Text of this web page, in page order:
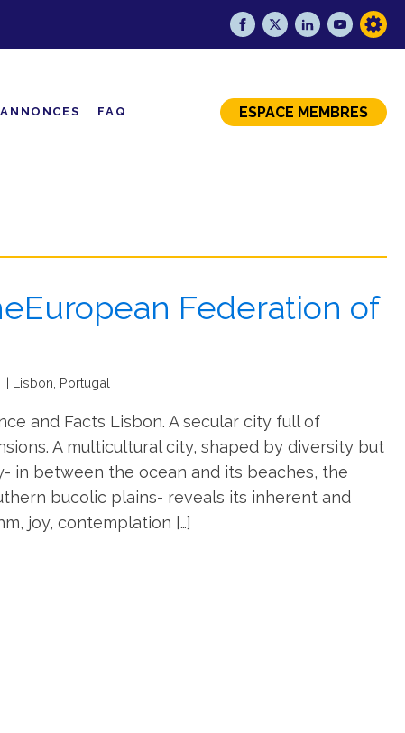
ANNONCES FAQ ESPACE MEMBRES
Federation of
| Lisbon, Portugal
and Facts Lisbon. A secular city full of
A multicultural city, shaped by diversity but
in between the ocean and its beaches, the
bucolic plains- reveals its inherent and
joy, contemplation […]